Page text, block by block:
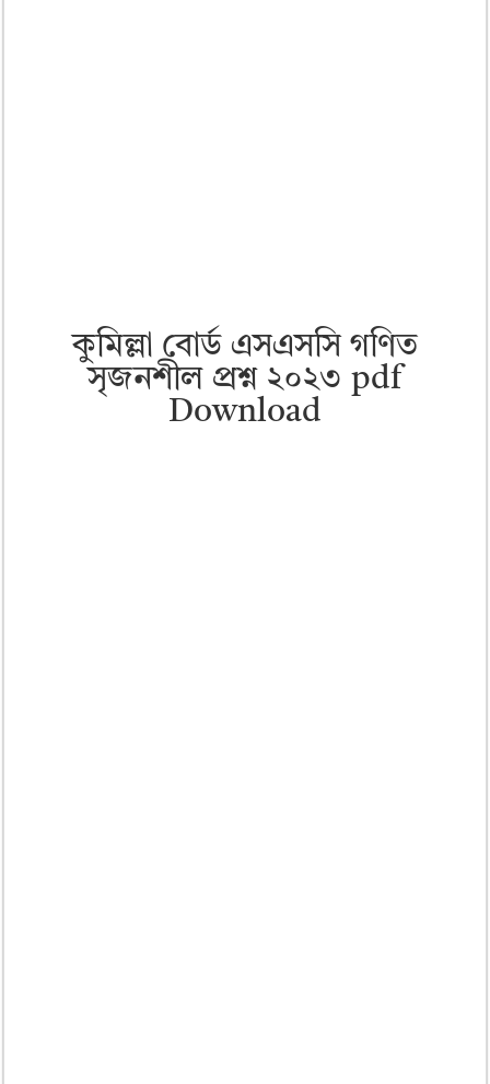
কুমিল্লা বোর্ড এসএসসি গণিত
সৃজনশীল প্রশ্ন ২০২৩ pdf
Download